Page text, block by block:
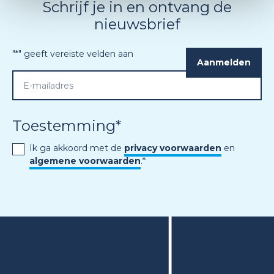
Schrijf je in en ontvang de
nieuwsbrief
"*" geeft vereiste velden aan
Toestemming*
Ik ga akkoord met de privacy voorwaarden en
algemene voorwaarden.*